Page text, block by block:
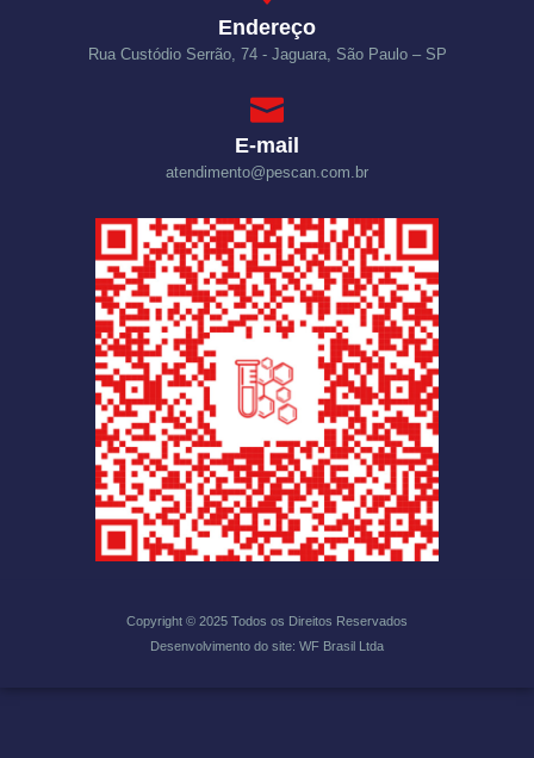
Endereço
Rua Custódio Serrão, 74 - Jaguara, São Paulo – SP
E-mail
atendimento@pescan.com.br
Copyright © 2025 Todos os Direitos Reservados
Desenvolvimento do site: WF Brasil Ltda